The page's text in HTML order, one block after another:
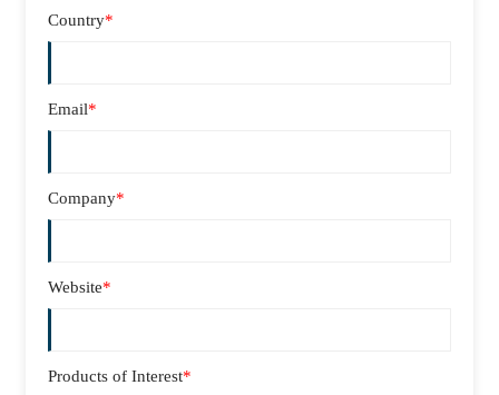
Country*
Email*
Company*
Website*
Products of Interest*